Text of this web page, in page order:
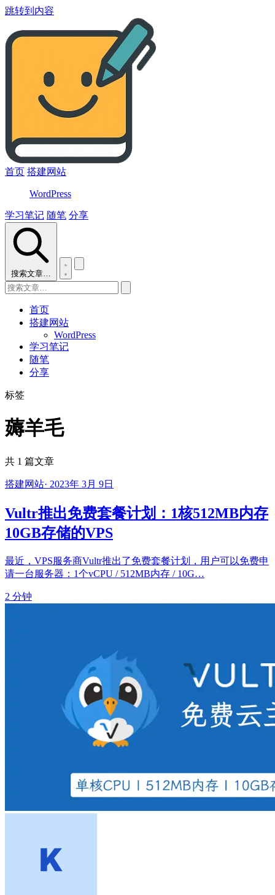
跳转到内容
首页 搭建网站
WordPress
学习笔记 随笔 分享
搜索文章…
首页
搭建网站
WordPress
学习笔记
随笔
分享
标签
薅羊毛
共 1 篇文章
搭建网站· 2023年 3月 9日
Vultr推出免费套餐计划：1核512MB内存
10GB存储的VPS
最近，VPS服务商Vultr推出了免费套餐计划，用户可以免费申
请一台服务器：1个vCPU / 512MB内存 / 10G…
2 分钟